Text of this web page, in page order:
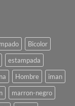
Bicolor
estampada
Hombre
iman
marron-negro